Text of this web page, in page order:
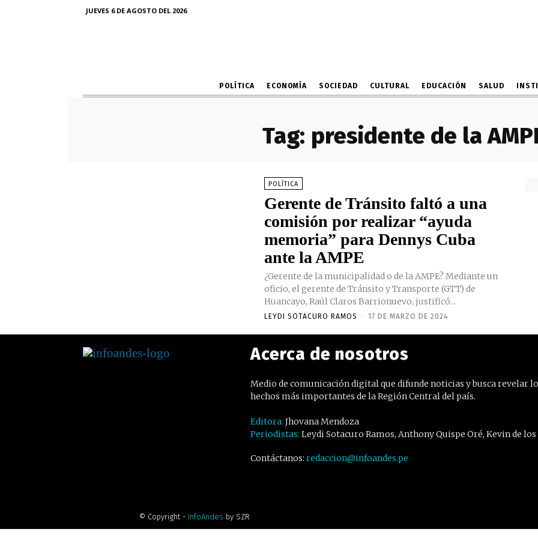
JUEVES 6 DE AGOSTO DEL 2026
POLÍTICA ECONOMÍA SOCIEDAD CULTURAL EDUCACIÓN SALUD
Tag: presidente de la
POLÍTICA
Gerente de Tránsito faltó a una
comisión por realizar “ayuda
memoria” para Dennys Cuba
ante la AMPE
¿Gerente de la municipalidad o de la AMPE? Mediante un
oficio, el gerente de Tránsito y Transporte (GTT) de
Huancayo, Raúl Claros Barrionuevo, justificó...
LEYDI SOTACURO RAMOS - 17 DE MARZO DE 2024
Acerca de nosotros
Medio de comunicación digital que difunde noticias y busca revelar
hechos más importantes de la Región Central del país.
Editora: Jhovana Mendoza
Periodistas: Leydi Sotacuro Ramos, Anthony Quispe Oré, Kevin de los
Contáctanos: redaccion@infoandes.pe
© Copyright - InfoAndes by SZR